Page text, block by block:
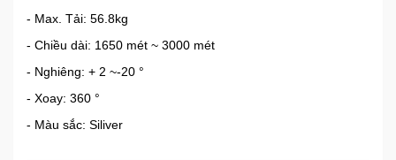
Voucher
- Max. Tải: 56.8kg
- Chiều dài: 1650 mét ~ 3000 mét
- Nghiêng: + 2 ~-20 °
- Xoay: 360 °
- Màu sắc: Siliver